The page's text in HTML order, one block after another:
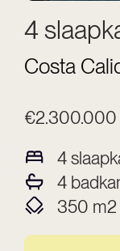
4
Costa
€2.300.000
4
4
350 m2